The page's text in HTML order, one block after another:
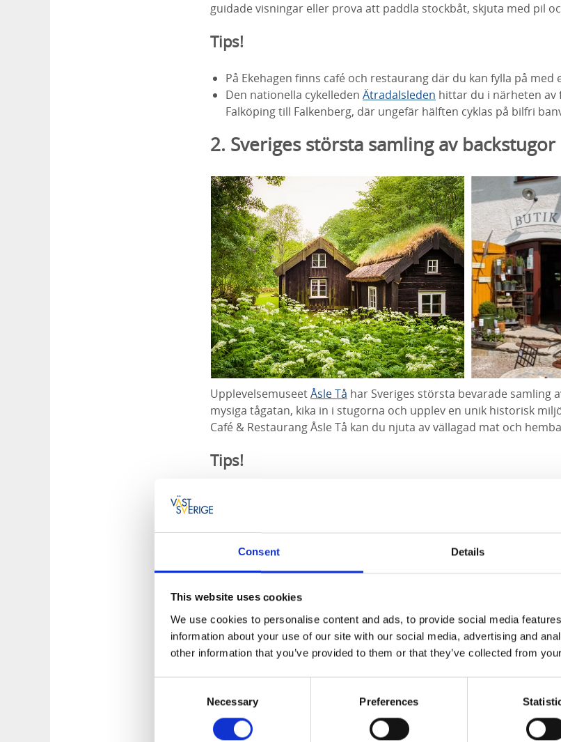
Consent Details
This website uses cookies
We use cookies to personalise content and ads, to provide social media
information about your use of our site with our social media, advertising and
other information that you’ve provided to them or that they’ve collected from
Necessary Preferences
guidade visningar eller prova att paddla stockbåt, skjuta med pil
Tips!
På Ekehagen finns café och restaurang där du kan fylla på med
Den nationella cykelleden Ätradalsleden hittar du i närheten av
Falköping till Falkenberg, där ungefär hälften cyklas på bilfri
2. Sveriges största samling av backstugor
UpplevelsemuseetÅsle Tå har Sveriges största bevarade samling
mysiga tågatan, kika in i stugorna och upplev en unik historisk
Café & Restaurang Åsle Tå kan du njuta av vällagad mat och
Tips!
Någon mil från Åsle liggerWrågården, här kan du kika på älgar
gårdsbutiken, spela fotbollsgolf, , äta lunch, fika eller beställa in
3. Ost och shopping